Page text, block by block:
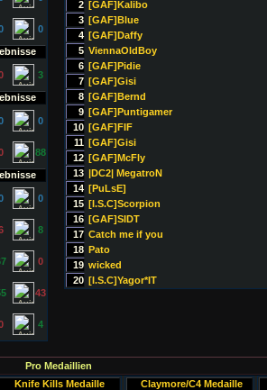
0
3
0
88
0
8
0
43
4
2 [GAF]Kalibo
3 [GAF]Blue
4 [GAF]Daffy
5 ViennaOldBoy
6 [GAF]Pidie
7 [GAF]Gisi
8 [GAF]Bernd
9 [GAF]Puntigamer
10 [GAF]FIF
11 [GAF]Gisi
12 [GAF]McFly
13 |DC2| MegatroN
14 [PuLsE]
15 [I.S.C]Scorpion
16 [GAF]SIDT
17 Catch me if you
18 Pato
19 wicked
20 [I.S.C]Yagor*IT
Pro Medaillien
Knife Kills Medaille
Claymore/C4 Medaille